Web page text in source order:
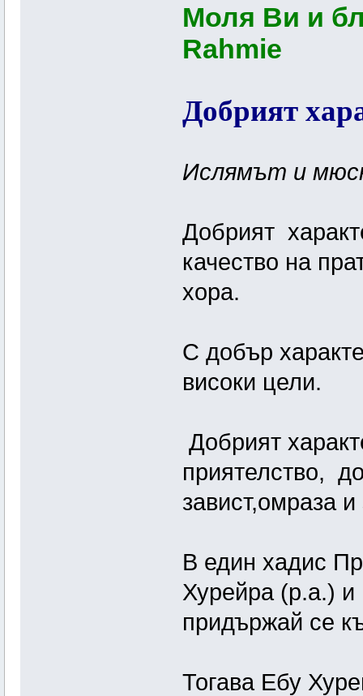
Моля Ви и
Rahmie
Добрият
Ислямът и
Добрият
качество на
хора.
С добър
високи цели.
Добрият
приятелство,
завист,омраза
В един хадис
Хурейра (р.а.)
придържай се
Тогава Ебу